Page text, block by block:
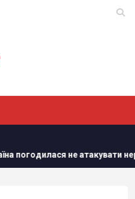
неросійські танкери з